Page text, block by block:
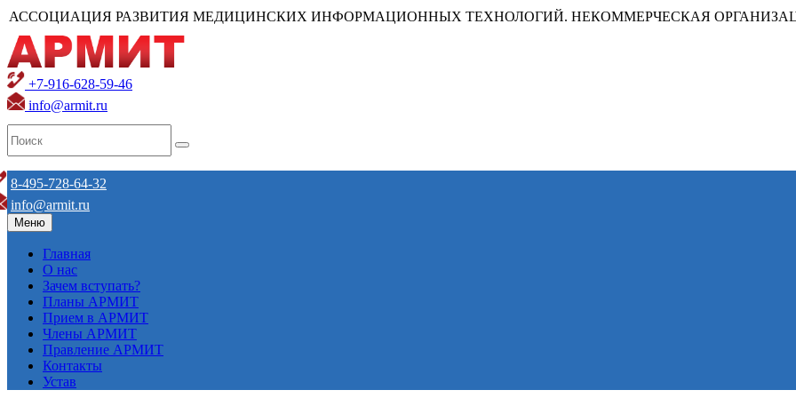
АССОЦИАЦИЯ РАЗВИТИЯ МЕДИЦИНСКИХ ИНФОРМАЦИОННЫХ ТЕХНОЛОГИЙ. НЕКОММЕРЧЕСКАЯ
+7-916-628-59-46
info@armit.ru
8-495-728-64-32
info@armit.ru
Меню
Главная
О нас
Зачем вступать?
Планы АРМИТ
Прием в АРМИТ
Члены АРМИТ
Правление АРМИТ
Контакты
Устав